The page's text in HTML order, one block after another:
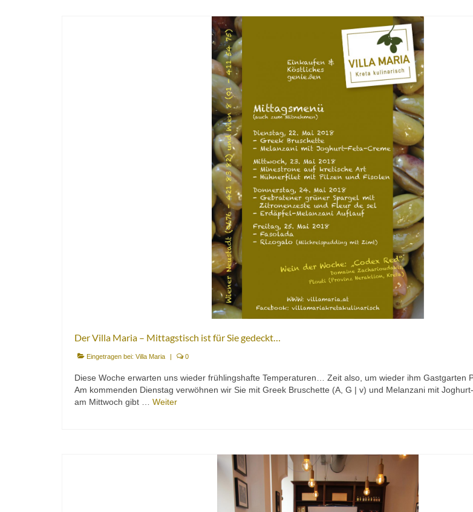
Der Villa Maria – Mittagstisch ist für Sie gedeckt…
Eingetragen bei: Villa Maria | 0
Diese Woche erwarten uns wieder frühlingshafte Temperaturen… Zeit also, um wieder ihm
Am kommenden Dienstag verwöhnen wir Sie mit Greek Bruschette (A, G | v) und Melanzani mit
am Mittwoch gibt … Weiter